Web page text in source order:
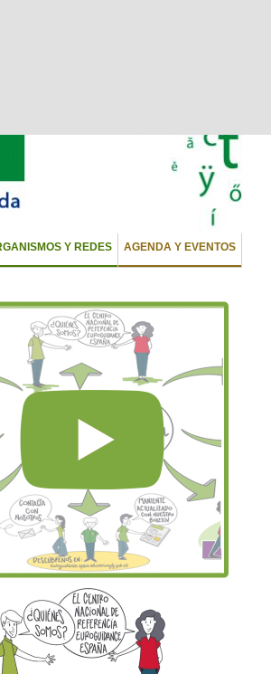
Y REDES AGENDA Y EVENTOS